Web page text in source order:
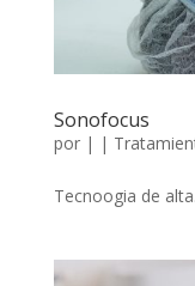
Sonofocus
por | |
Tecnoogia de